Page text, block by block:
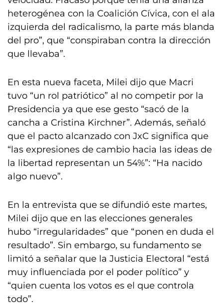
heterogénea con la Coalición Cívica, con el ala
izquierda del radicalismo, la parte más blanda
del pro”, que “conspiraban contra la dirección
que llevaba”.
En esta nueva faceta, Milei dijo que Macri
tuvo “un rol patriótico” al no competir por la
Presidencia ya que ese gesto “sacó de la
cancha a Cristina Kirchner”. Además, señaló
que el pacto alcanzado con JxC significa que
“las expresiones de cambio hacia las ideas de
la libertad representan un 54%”: “Ha nacido
algo nuevo”.
En la entrevista que se difundió este martes,
Milei dijo que en las elecciones generales
hubo “irregularidades” que “ponen en duda el
resultado”. Sin embargo, su fundamento se
limitó a señalar que la Justicia Electoral “está
muy influenciada por el poder político” y
“quien cuenta los votos es el que controla
todo”.